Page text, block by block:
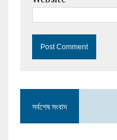
সর্বশেষ সংবাদ